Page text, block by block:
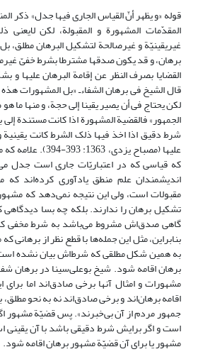
قوله «و یظهر أنّ القیاس الجاری فیها جدل» ذکر
المقدّمات المشهورة و المقبولة، لکن
غیریقینیّة و غیرصالحة لتشکیل البرهان مطلق،
برهان، و قد یکون صدقها مشترطا بشرط خفیّ
القضایا بصرف النظر عن إقامة البرهان علیها و
قال الشیخ فی برهان الشفاءـ «بل المشهورات
لکن یحتاج فی أن یصیر یقینا إلی حجة، و منها ما
الجمهور» فالقضیة المشهورة اذا کانت مستندة إلی
شرط دقیق اذا اخذ فیها ذلک الشرط کانت
علیها (مصباح
که قیاسی که در اعتباریّات جاری است جدل
اندیشمندان علم منطق یادآوری کرده‌اند
مقبولات است، ولی این نتیجه نمی‌دهد که
تشکیل برهان را ندارند. بلکه چه بسا
گاهی صدق‌اش مشروط می‌باشد به شرط مخفی
بنابراین، مثل این جمله‌ها با قطع نظر از برهانی
به همین شکل مطلقی که شرط‌اش بیان نشده
برهان اقامه شود. شیخ بوعلی‌سینا در برهان
مشهورات و امثال آنها برخی صادق‌اند اما برای
اقامه برهان‌اند و برخی صادق‌اند نه به نحو
جمهور مردم از آن بی‌خبرند». پس قضیّة مشهور
است و اگر برایش شرط دقیقی باشد با آن
مشهور یا برای آن قضیّة مشهور برهان اقامه شود.